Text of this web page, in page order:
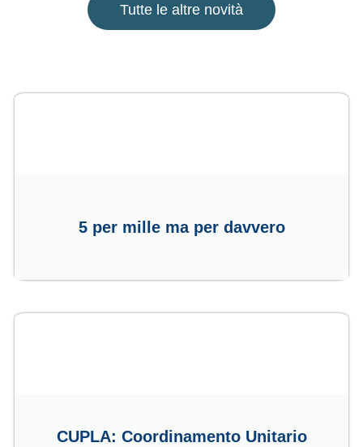
Tutte le altre novità
5 per mille ma per davvero
CUPLA: Coordinamento Unitario